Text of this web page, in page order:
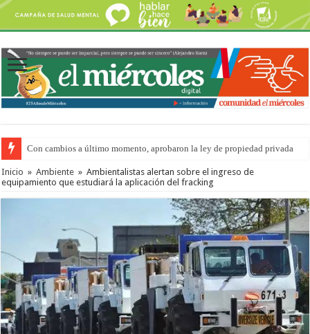
Con cambios a último momento, aprobaron la ley de propiedad privada
Adopción en Entre Ríos: el 35% de los 90 niños, niñas y adolescentes que
Inicio » Ambiente » Ambientalistas alertan sobre el ingreso de
equipamiento que estudiará la aplicación del fracking